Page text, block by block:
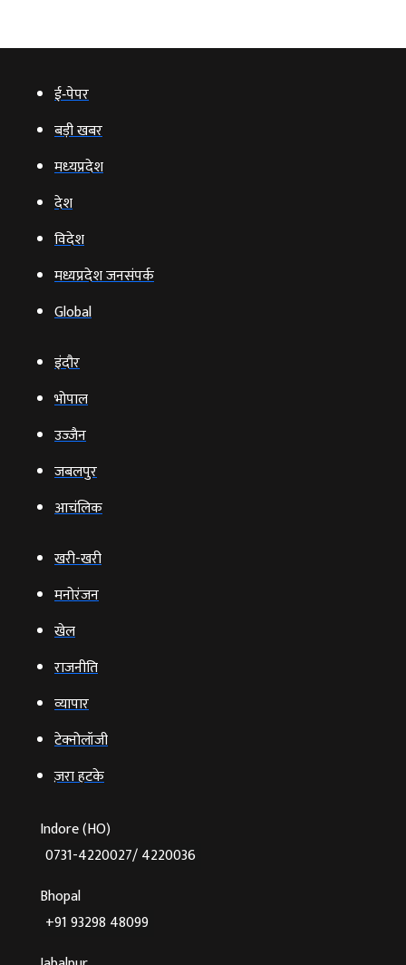
ई‑पेपर
बड़ी खबर
मध्‍यप्रदेश
देश
विदेश
मध्यप्रदेश जनसंपर्क
Global
इंदौर
भोपाल
उज्‍जैन
जबलपुर
आचंलिक
खरी-खरी
मनोरंजन
खेल
राजनीति
व्‍यापार
टेक्‍नोलॉजी
ज़रा हटके
Indore (HO)
0731-4220027/ 4220036
Bhopal
+91 93298 48099